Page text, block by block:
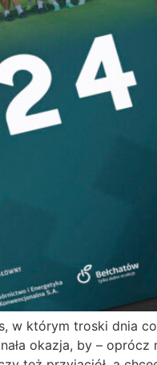
w którym troski dnia
okazja, by –